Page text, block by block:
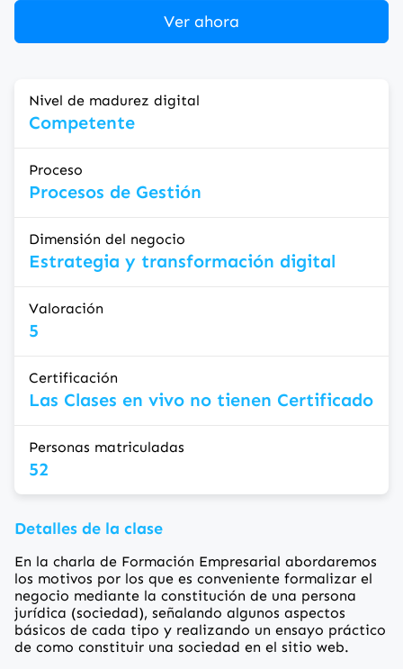
Ver ahora
Nivel de madurez digital
Competente
Proceso
Procesos de Gestión
Dimensión del negocio
Estrategia y transformación digital
Valoración
5
Certificación
Las Clases en vivo no tienen Certificado
Personas matriculadas
52
Detalles de la clase
En la charla de Formación Empresarial abordaremos
los motivos por los que es conveniente formalizar el
negocio mediante la constitución de una persona
jurídica (sociedad), señalando algunos aspectos
básicos de cada tipo y realizando un ensayo práctico
de como constituir una sociedad en el sitio web.